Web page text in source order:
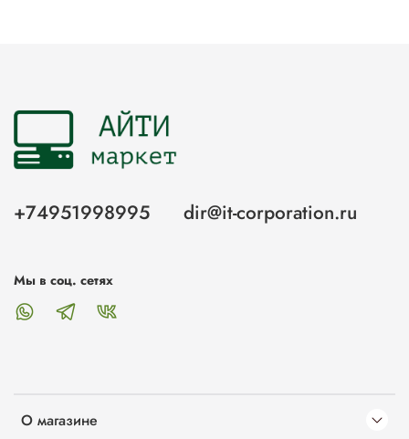
О магазине
+74951998995 dir@it-corporation.ru
Мы в соц. сетях